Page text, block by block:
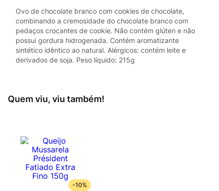
Ovo de chocolate branco com cookies de chocolate,
combinando a cremosidade do chocolate branco com
pedaços crocantes de cookie. Não contém glúten e não
possui gordura hidrogenada. Contém aromatizante
sintético idêntico ao natural. Alérgicos: contém leite e
derivados de soja. Peso líquido: 215g
Quem viu, viu também!
-10%